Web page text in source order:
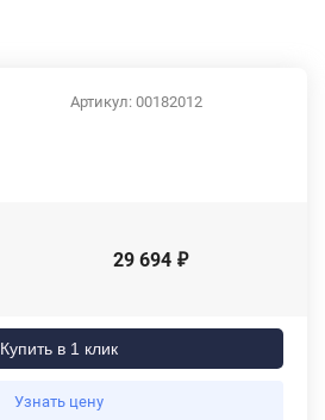
Артикул: 00182012
29 694 ₽
Купить в 1 клик
Узнать цену